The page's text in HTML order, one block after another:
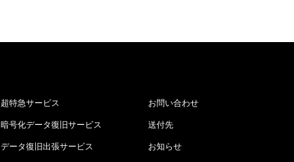
超特急サービス
暗号化データ復旧サービス
データ復旧出張サービス
お問い合わせ
送付先
お知らせ